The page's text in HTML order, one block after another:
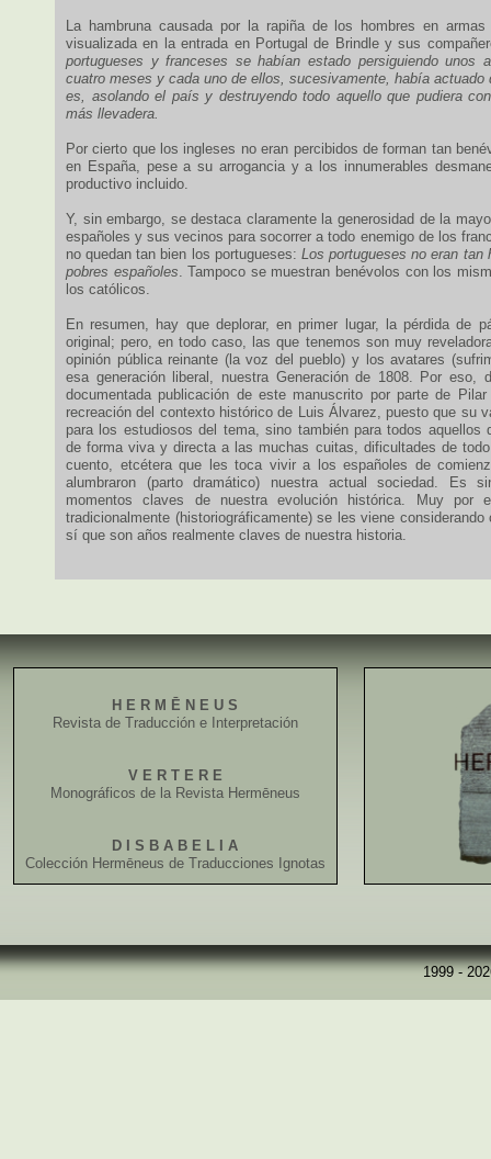
La hambruna causada por la rapiña de los hombres en armas
visualizada en la entrada en Portugal de Brindle y sus
portugueses y franceses se habían estado persiguiendo unos
cuatro meses y cada uno de ellos, sucesivamente, había actuado
es, asolando el país y destruyendo todo aquello que pudiera
más llevadera.
Por cierto que los ingleses no eran percibidos de forman tan
en España, pese a su arrogancia y a los innumerables
productivo incluido.
Y, sin embargo, se destaca claramente la generosidad de la
españoles y sus vecinos para socorrer a todo enemigo de los
no quedan tan bien los portugueses: Los portugueses no eran tan
pobres españoles. Tampoco se muestran benévolos con los
los católicos.
En resumen, hay que deplorar, en primer lugar, la pérdida de
original; pero, en todo caso, las que tenemos son muy
opinión pública reinante (la voz del pueblo) y los avatares
esa generación liberal, nuestra Generación de 1808. Por eso,
documentada publicación de este manuscrito por parte de
recreación del contexto histórico de Luis Álvarez, puesto que su
para los estudiosos del tema, sino también para todos aquellos
de forma viva y directa a las muchas cuitas, dificultades de
cuento, etcétera que les toca vivir a los españoles de
alumbraron (parto dramático) nuestra actual sociedad. Es
momentos claves de nuestra evolución histórica. Muy por
tradicionalmente (historiográficamente) se les viene
sí que son años realmente claves de nuestra historia.
H E R M Ē N E U S
Revista de Traducción e Interpretación
V E R T E R E
Monográficos de la Revista Hermēneus
D I S B A B E L I A
Colección Hermēneus de Traducciones Ignotas
1999 -